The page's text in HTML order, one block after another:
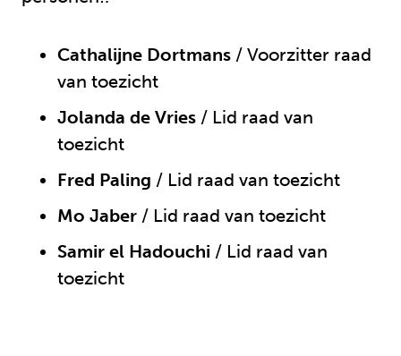
Cathalijne Dortmans / Voorzitter raad
van toezicht
Jolanda de Vries / Lid raad van
toezicht
Fred Paling / Lid raad van toezicht
Mo Jaber / Lid raad van toezicht
Samir el Hadouchi / Lid raad van
toezicht